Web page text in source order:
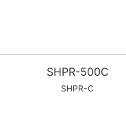
SHPR-500C
SHPR-C